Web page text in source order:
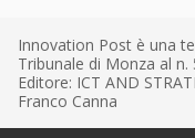
Innovation Post è una
Tribunale di Monza al
Editore: ICT AND
Franco Canna